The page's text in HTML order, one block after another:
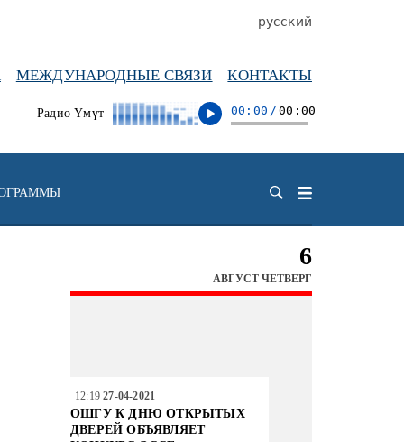
МЕЖДУНАРОДНЫЕ СВЯЗИ КОНТАКТЫ
Радио Үмүт 00:00 / 00:00
русский
6
АВГУСТ ЧЕТВЕРГ
12:1927-04-2021
ОШГУ К ДНЮ ОТКРЫТЫХ
ДВЕРЕЙ ОБЪЯВЛЯЕТ